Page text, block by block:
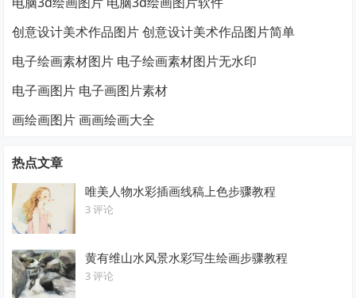
创意设计美术作品图片 创意设计美术作品图片简单
电子绘画素材图片 电子绘画素材图片无水印
电子画图片 电子画图片素材
画绘画图片 画画绘画大全
热点文章
唯美人物水彩插画线稿上色步骤教程
3 评论
黄有维山水风景水彩写生绘画步骤教程
3 评论